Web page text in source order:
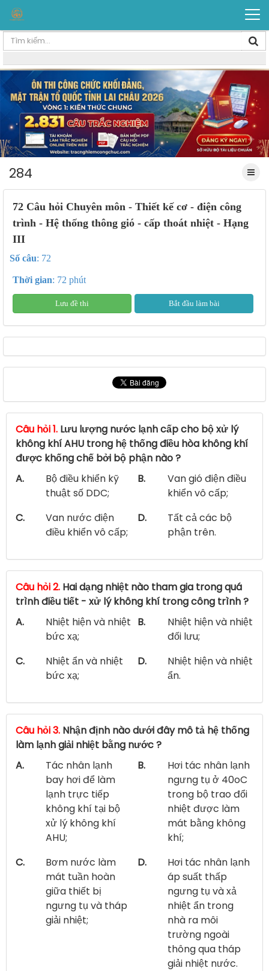
284
72 Câu hỏi Chuyên môn - Thiết kế cơ - điện công
trình - Hệ thống thông gió - cấp thoát nhiệt - Hạng
III
Số câu: 72
Thời gian: 72 phút
Lưu đề thi Bắt đầu làm bài
Câu hỏi 1. Lưu lượng nước lạnh cấp cho bộ xử lý
không khí AHU trong hệ thống điều hòa không khí
được khống chế bởi bộ phận nào ?
A.
Bộ điều khiển kỹ
thuật số DDC;
B.
Van gió điện điều
khiển vô cấp;
C.
Van nước điện
điều khiển vô cấp;
D.
Tất cả các bộ
phận trên.
Câu hỏi 2. Hai dạng nhiệt nào tham gia trong quá
trình điều tiết - xử lý không khí trong công trình ?
A.
Nhiệt hiện và nhiệt
bức xạ;
B.
Nhiệt hiện và nhiệt
đối lưu;
C.
Nhiệt ẩn và nhiệt
bức xạ;
D.
Nhiệt hiện và nhiệt
ẩn.
Câu hỏi 3. Nhận định nào dưới đây mô tả hệ thống
làm lạnh giải nhiệt bằng nước ?
A.
Tác nhân lạnh
bay hơi để làm
lạnh trực tiếp
không khí tại bộ
xử lý không khí
AHU;
B.
Hơi tác nhân lạnh
ngưng tụ ở 40oC
trong bộ trao đổi
nhiệt được làm
mát bằng không
khí;
C.
Bơm nước làm
mát tuần hoàn
giữa thiết bị
ngưng tụ và tháp
giải nhiệt;
D.
Hơi tác nhân lạnh
áp suất thấp
ngưng tụ và xả
nhiệt ẩn trong
nhà ra môi
trường ngoài
thông qua tháp
giải nhiệt nước.